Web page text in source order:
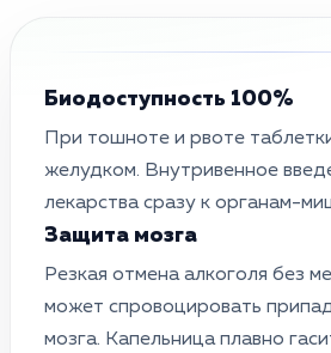
Биодоступность 100%
При тошноте и рвоте
желудком. Внутривенное
лекарства сразу к органам-
Защита мозга
Резкая отмена алкоголя без
может спровоцировать
мозга. Капельница плавно